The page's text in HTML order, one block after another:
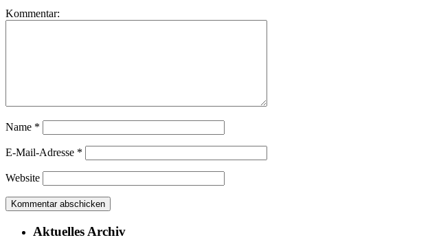
Kommentar:
Name *
E-Mail-Adresse *
Website
Aktuelles Archiv